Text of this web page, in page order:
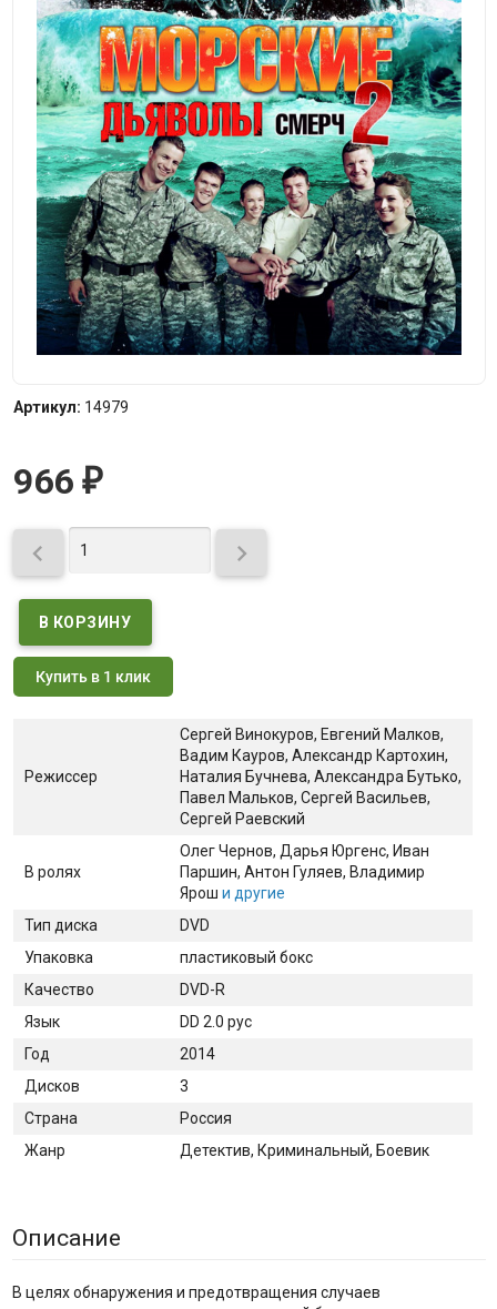
Артикул: 14979
966 ₽
 
Купить в 1 клик
Режиссер
Сергей Винокуров, Евгений Малков,
Вадим Кауров, Александр Картохин,
Наталия Бучнева, Александра Бутько,
Павел Мальков, Сергей Васильев,
Сергей Раевский
В ролях
Олег Чернов, Дарья Юргенс, Иван
Паршин, Антон Гуляев, Владимир
Ярош и другие
Тип диска
DVD
Упаковка
пластиковый бокс
Качество
DVD-R
Язык
DD 2.0 рус
Год
2014
Дисков
3
Страна
Россия
Жанр
Детектив, Криминальный, Боевик
Описание
В целях обнаружения и предотвращения случаев